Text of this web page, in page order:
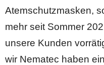
Atemschutzmasken,
mehr seit Sommer
unsere Kunden
wir Nematec haben